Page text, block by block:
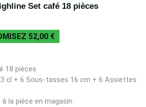
Set café 18 pièces
52,00 €
18 pièces
cl + 6 Sous-tasses 16 cm + 6 Assiettes
la pièce en magasin.